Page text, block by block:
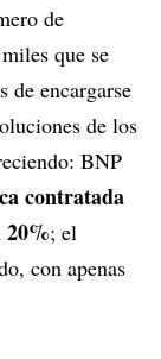
de
que se
de encargarse
de los
BNP
contratada
20%; el
con apenas